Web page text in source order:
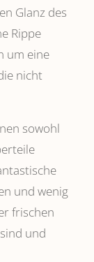
Glanz des
Rippe
um eine
nicht
sowohl
und wenig
frischen
und